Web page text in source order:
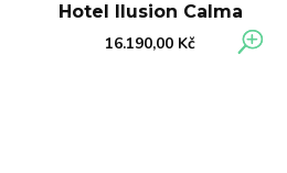
Hotel Ilusion Calma
16.190,00 Kč